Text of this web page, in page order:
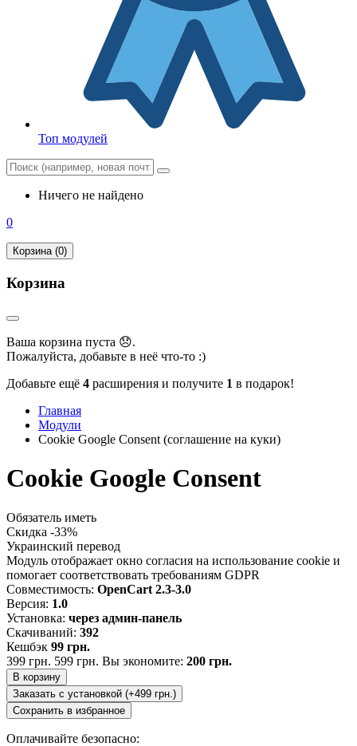
Топ модулей
Ничего не найдено
0
Корзина (0)
Корзина
Ваша корзина пуста 😞.
Пожалуйста, добавьте в неё что-то :)
Добавьте ещё 4 расширения и получите 1 в подарок!
Главная
Модули
Cookie Google Consent (соглашение на куки)
Cookie Google Consent
Обязатель иметь
Скидка -33%
Украинский перевод
Модуль отображает окно согласия на использование cookie и
помогает соответствовать требованиям GDPR
Совместимость: OpenCart 2.3-3.0
Версия: 1.0
Установка: через админ-панель
Скачиваний: 392
Кешбэк 99 грн.
399 грн. 599 грн. Вы экономите: 200 грн.
В корзину
Заказать с установкой (+499 грн.)
Сохранить в избранное
Оплачивайте безопасно: